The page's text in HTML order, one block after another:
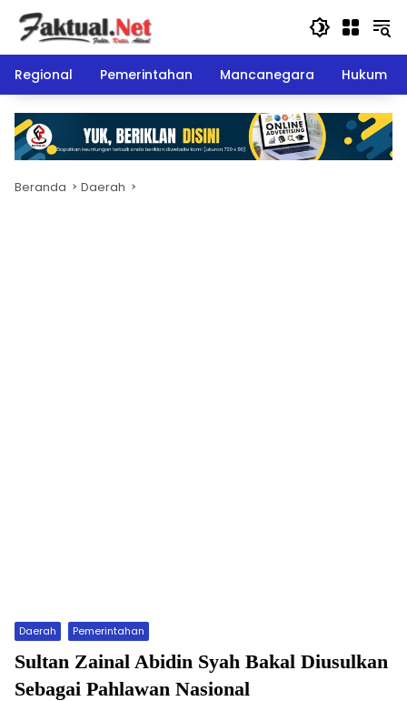
Langsung
konten
Regional
Pemerintahan Mancanegara Hukum
Beranda Daerah
Daerah Pemerintahan
Sultan Zainal Abidin Syah Bakal Diusulkan
Sebagai Pahlawan Nasional